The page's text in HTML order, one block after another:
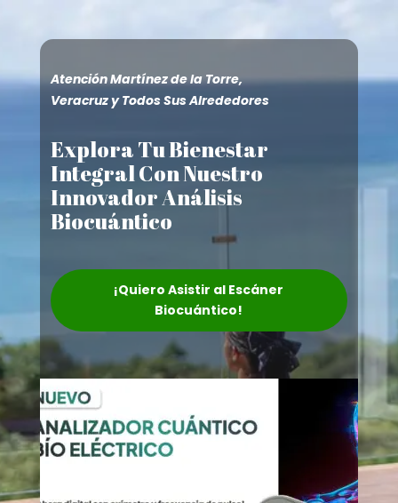
Atención Martínez de la Torre,
Veracruz y Todos Sus Alrededores
Explora Tu Bienestar
Integral Con Nuestro
Innovador Análisis
Biocuántico
¡Quiero Asistir al Escáner
Biocuántico!